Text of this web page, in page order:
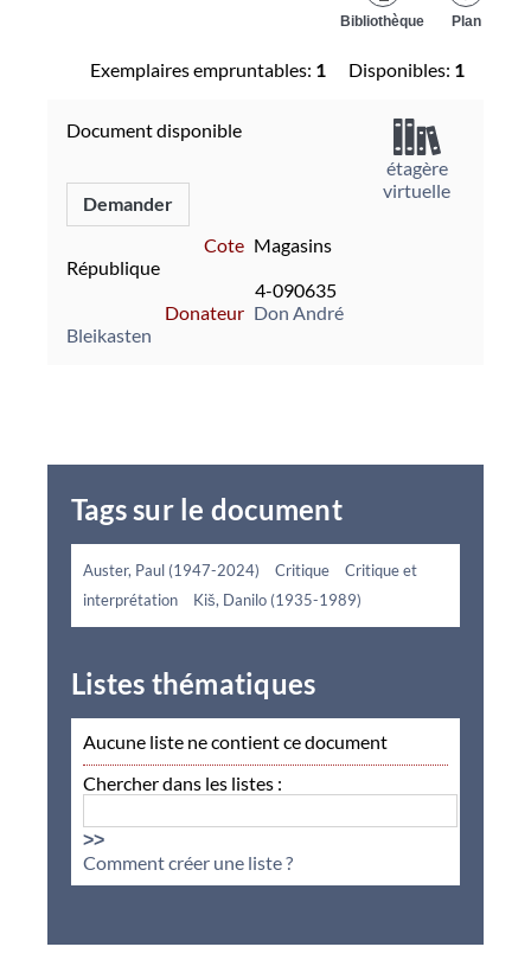
Plan
Bibliothèque
Exemplaires empruntables: 1 Disponibles: 1
Document disponible
Demander
Cote Magasins
République
4-090635
Donateur Don André
Bleikasten
étagère
virtuelle
Tags sur le document
Auster, Paul (1947-2024) Critique
Critique et
interprétation
Kiš, Danilo (1935-1989)
Listes thématiques
Aucune liste ne contient ce document
Chercher dans les listes :
>>
Comment créer une liste ?